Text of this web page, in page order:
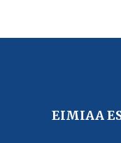
EIMIAA